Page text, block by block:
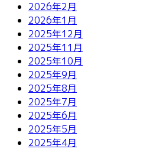
2026年2月
2026年1月
2025年12月
2025年11月
2025年10月
2025年9月
2025年8月
2025年7月
2025年6月
2025年5月
2025年4月